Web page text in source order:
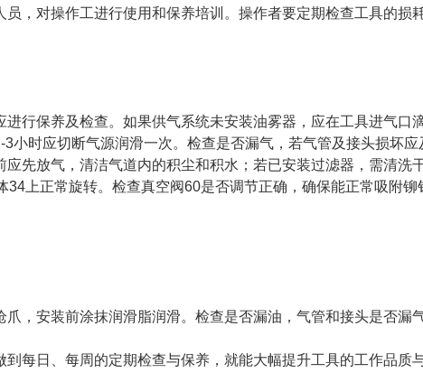
，对操作工进行使用和保养培训。操作者要定期检查工具的损
行保养及检查。如果供气系统未安装油雾器，应在工具进气口
小时应切断气源润滑一次。检查是否漏气，若气管及接头损坏
先放气，清洁气道内的积尘和积水；若已安装过滤器，需清洗
上正常旋转。检查真空阀60是否调节正确，确保能正常吸附铆
，安装前涂抹润滑脂润滑。检查是否漏油，气管和接头是否漏气
每日、每周的定期检查与保养，就能大幅提升工具的工作品质